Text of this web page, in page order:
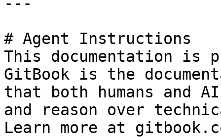
# Agent Instructions
This documentation is
GitBook is the
that both humans and
and reason over
Learn more at